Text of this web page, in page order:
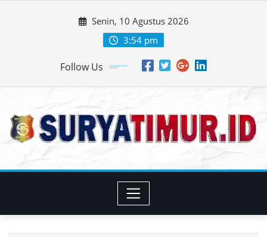
Senin, 10 Agustus 2026
3:54 pm
Follow Us